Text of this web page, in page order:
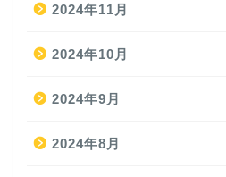
2024年11月
2024年10月
2024年9月
2024年8月